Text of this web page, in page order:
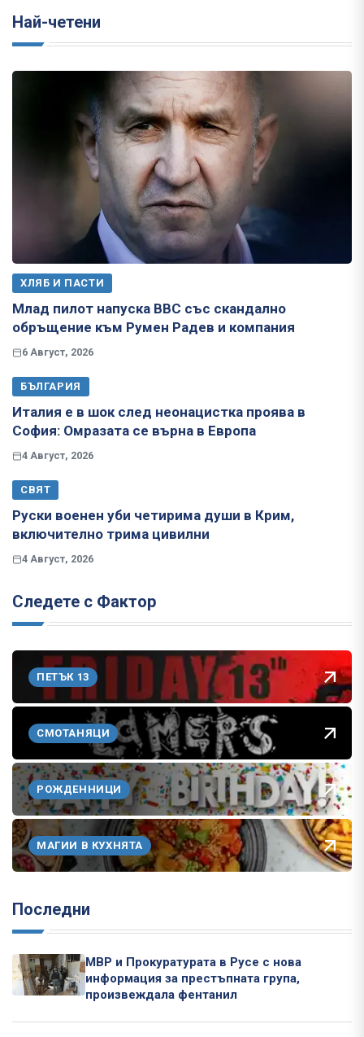
Най-четени
ХЛЯБ И ПАСТИ
Млад пилот напуска ВВС със скандално
обръщение към Румен Радев и компания
6 Август, 2026
БЪЛГАРИЯ
Италия е в шок след неонацистка проява в
София: Омразата се върна в Европа
4 Август, 2026
СВЯТ
Руски военен уби четирима души в Крим,
включително трима цивилни
4 Август, 2026
Следете с Фактор
ПЕТЪК 13
СМОТАНЯЦИ
РОЖДЕННИЦИ
МАГИИ В КУХНЯТА
Последни
МВР и Прокуратурата в Русе с нова
информация за престъпната група,
произвеждала фентанил